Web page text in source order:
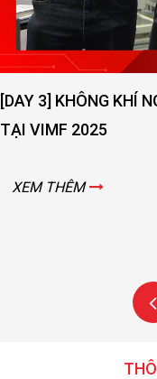
[DAY 3] KHÔNG KHÍ
TẠI VIMF 2025
XEM THÊM